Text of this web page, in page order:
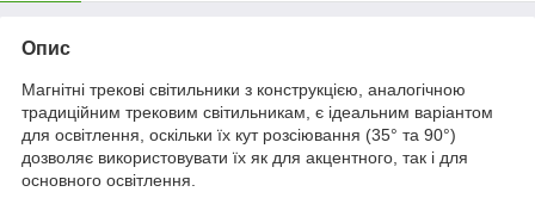
Опис
Магнітні трекові світильники з конструкцією, аналогічною
традиційним трековим світильникам, є ідеальним варіантом
для освітлення, оскільки їх кут розсіювання (35° та 90°)
дозволяє використовувати їх як для акцентного, так і для
основного освітлення.